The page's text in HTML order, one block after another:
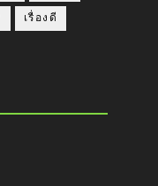
เรื่องดี